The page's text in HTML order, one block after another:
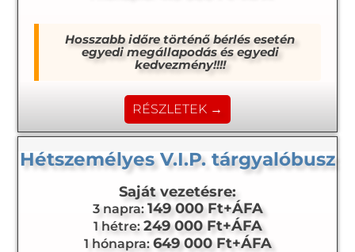
Hosszabb időre történő bérlés esetén
egyedi megállapodás és egyedi
kedvezmény!!!!
RÉSZLETEK →
Hétszemélyes V.I.P. tárgyalóbusz
Saját vezetésre:
3 napra: 149 000 Ft+ÁFA
1 hétre: 249 000 Ft+ÁFA
1 hónapra: 649 000 Ft+ÁFA